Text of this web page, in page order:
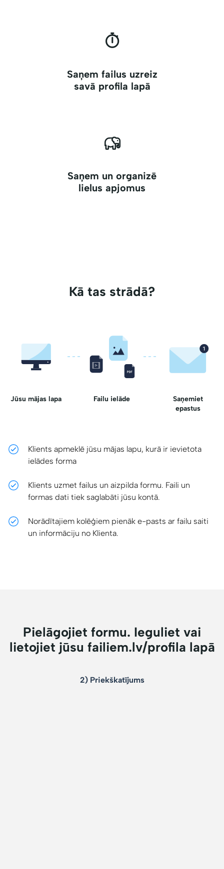
Saņem failus uzreiz
savā profila lapā
Saņem un organizē
lielus apjomus
Kā tas strādā?
Jūsu mājas lapa Failu ielāde
Saņemiet
epastus
Klients apmeklē jūsu mājas lapu, kurā ir ievietota
ielādes forma
Klients uzmet failus un aizpilda formu. Faili un
formas dati tiek saglabāti jūsu kontā.
Norādītajiem kolēģiem pienāk e-pasts ar failu saiti
un informāciju no Klienta.
Pielāgojiet formu. Ieguliet vai
lietojiet jūsu failiem.lv/profila lapā
2) Priekškatījums